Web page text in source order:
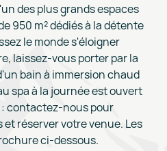
des plus grands espaces
950 m² dédiés à la détente
le monde s'éloigner
laissez-vous porter par la
bain à immersion chaud
spa à la journée est ouvert
contactez-nous pour
réserver votre venue. Les
ci-dessous.